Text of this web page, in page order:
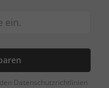
Datenschutzrichtlinien